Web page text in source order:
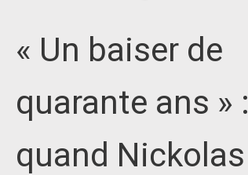
« Un baiser de
quarante ans » :
quand Nickolas